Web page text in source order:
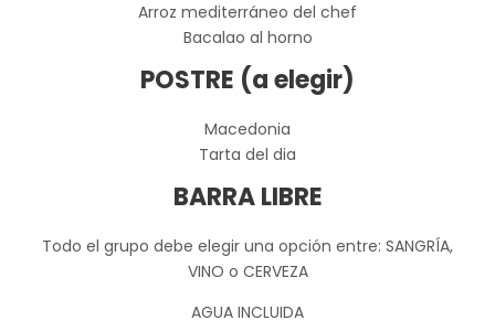
Arroz mediterráneo del chef
Bacalao al horno
POSTRE (a elegir)
Macedonia
Tarta del dia
BARRA LIBRE
Todo el grupo debe elegir una opción entre: SANGRÍA,
VINO o CERVEZA
AGUA INCLUIDA